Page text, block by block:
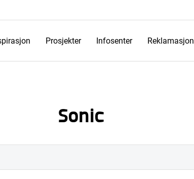
Prosjekter Infosenter Reklamasjon
Sonic